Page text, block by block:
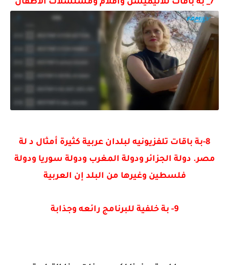
7_ بة باقات للانيميشن وافلام ومسلسلات الاطفال
8-بة باقات تلفزيونيه لبلدان عربية كثيرة أمثال د لة
مصر. دولة الجزائر ودولة المغرب ودولة سوريا ودولة
فلسطين وغيرها من البلد إن العربية
9- بة خلفية للبرنامج رائعه وجذابة